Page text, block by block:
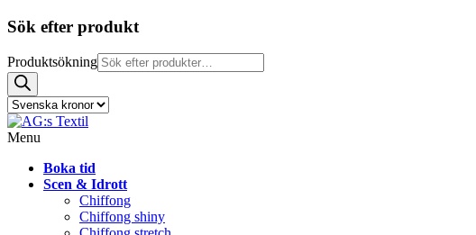
Sök efter produkt
Produktsökning
Menu
Boka tid
Scen & Idrott
Chiffong
Chiffong shiny